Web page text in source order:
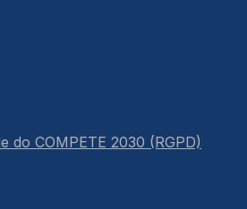
do COMPETE 2030 (RGPD)